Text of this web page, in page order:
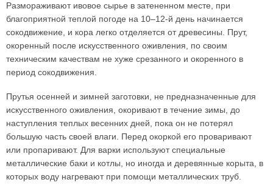
Размораживают ивовое сырье в затененном месте, при
благоприятной теплой погоде на 10–12-й день начинается
сокодвижение, и кора легко отделяется от древесины. Прут,
окоренный после искусственного оживления, по своим
техническим качествам не хуже срезанного и окоренного в
период сокодвижения.
Прутья осенней и зимней заготовки, не предназначенные для
искусственного оживления, окоривают в течение зимы, до
наступления теплых весенних дней, пока он не потерял
большую часть своей влаги. Перед окоркой его проваривают
или пропаривают. Для варки используют специальные
металлические баки и котлы, но иногда и деревянные корыта, в
которых воду нагревают при помощи металлических труб.